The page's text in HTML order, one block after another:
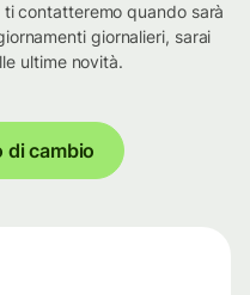
contatteremo quando sarà
giornalieri, sarai
ultime novità.
di cambio